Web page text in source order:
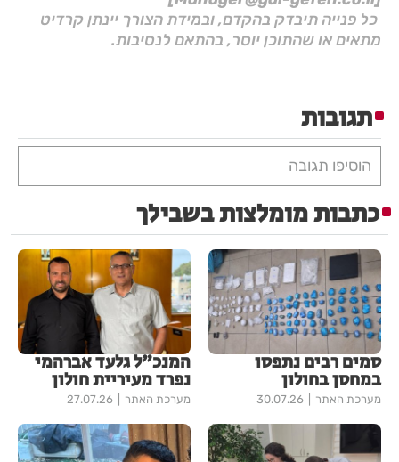
כל פנייה תיבדק בהקדם, ובמידת הצורך יינתן קרדיט
מתאים או שהתוכן יוסר, בהתאם לנסיבות.
תגובות
הוסיפו תגובה
כתבות מומלצות בשבילך
סמים רבים נתפסו
במחסן בחולון
מערכת האתר 30.07.26
המנכ"ל גלעד אברהמי
נפרד מעיריית חולון
מערכת האתר 27.07.26